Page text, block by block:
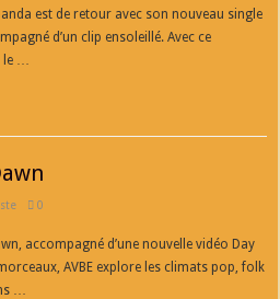
est de retour avec son nouveau single
d’un clip ensoleillé. Avec ce
le …
0
accompagné d’une nouvelle vidéo Day
AVBE explore les climats pop, folk
…